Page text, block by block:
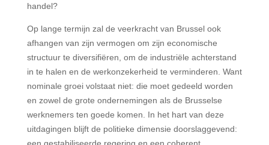
handel?
Op lange termijn zal de veerkracht van Brussel ook
afhangen van zijn vermogen om zijn economische
structuur te diversifiëren, om de industriële achterstand
in te halen en de werkonzekerheid te verminderen. Want
nominale groei volstaat niet: die moet gedeeld worden
en zowel de grote ondernemingen als de Brusselse
werknemers ten goede komen. In het hart van deze
uitdagingen blijft de politieke dimensie doorslaggevend:
een gestabiliseerde regering en een coherent